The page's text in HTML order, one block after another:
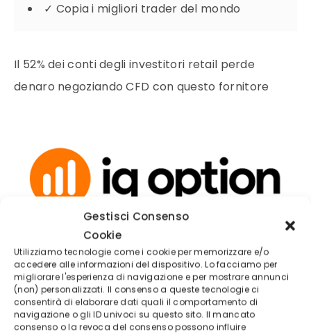
Gestisci Consenso
Cookie
Utilizziamo tecnologie come i cookie per memorizzare e/o
accedere alle informazioni del dispositivo. Lo facciamo per
migliorare l'esperienza di navigazione e per mostrare annunci
(non) personalizzati. Il consenso a queste tecnologie ci
consentirà di elaborare dati quali il comportamento di
navigazione o gli ID univoci su questo sito. Il mancato
consenso o la revoca del consenso possono influire
✓ Copia i migliori trader del mondo
Il 52% dei conti degli investitori retail perde
denaro negoziando CFD con questo fornitore
(5/5)
✓ Regulated CySEC License 247/14
Deposito minimo 50€
Broker regolamentato